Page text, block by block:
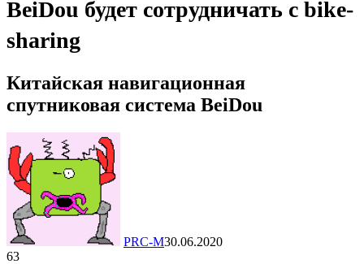
BeiDou будет сотрудничать с bike-
sharing
Китайская навигационная
спутниковая система BeiDou
PRC-M30.06.2020
63